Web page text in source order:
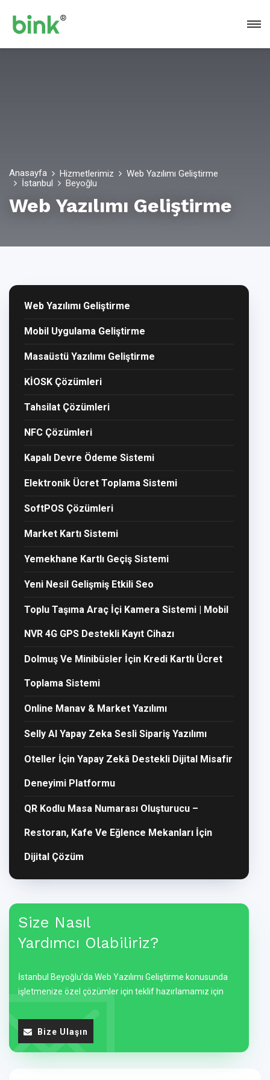
Anasayfa Hizmetlerimiz
Web Yazılımı Geliştirme
İstanbul
Beyoğlu
Web Yazılımı Geliştirme
Web Yazılımı Geliştirme
Mobil Uygulama Geliştirme
Masaüstü Yazılımı Geliştirme
KİOSK Çözümleri
Tahsilat Çözümleri
NFC Çözümleri
Kapalı Devre Ödeme Sistemi
Elektronik Ücret Toplama Sistemi
SoftPOS Çözümleri
Market Kartı Sistemi
Yemekhane Kartlı Geçiş Sistemi
Yeni Nesil Gelişmiş Etkili Seo
Toplu Taşıma Araç İçi Kamera Sistemi | Mobil
NVR 4G GPS Destekli Kayıt Cihazı
Dolmuş Ve Minibüsler İçin Kredi Kartlı Ücret
Toplama Sistemi
Online Manav & Market Yazılımı
Selly AI Yapay Zeka Sesli Sipariş Yazılımı
Oteller İçin Yapay Zekâ Destekli Dijital Misafir
Deneyimi Platformu
QR Kodlu Masa Numarası Oluşturucu –
Restoran, Kafe Ve Eğlence Mekanları İçin
Dijital Çözüm
Size Nasıl
Yardımcı Olabiliriz?
İstanbul Beyoğlu'da Web Yazılımı Geliştirme konusunda
işletmenize özel çözümler için teklif hazırlamamız için
Bize Ulaşın